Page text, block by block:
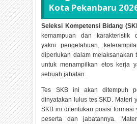
Kota Pekanbaru
Seleksi Kompetensi Bidang
kemampuan dan karakteristik
yakni pengetahuan,
diperlukan dalam melaksanakan
untuk menampilkan etos kerja
sebuah jabatan.
Tes SKB ini akan ditempuh
dinyatakan lulus tes SKD. Materi
SKB ini ditentukan posisi formasi
peserta dan jabatannya.